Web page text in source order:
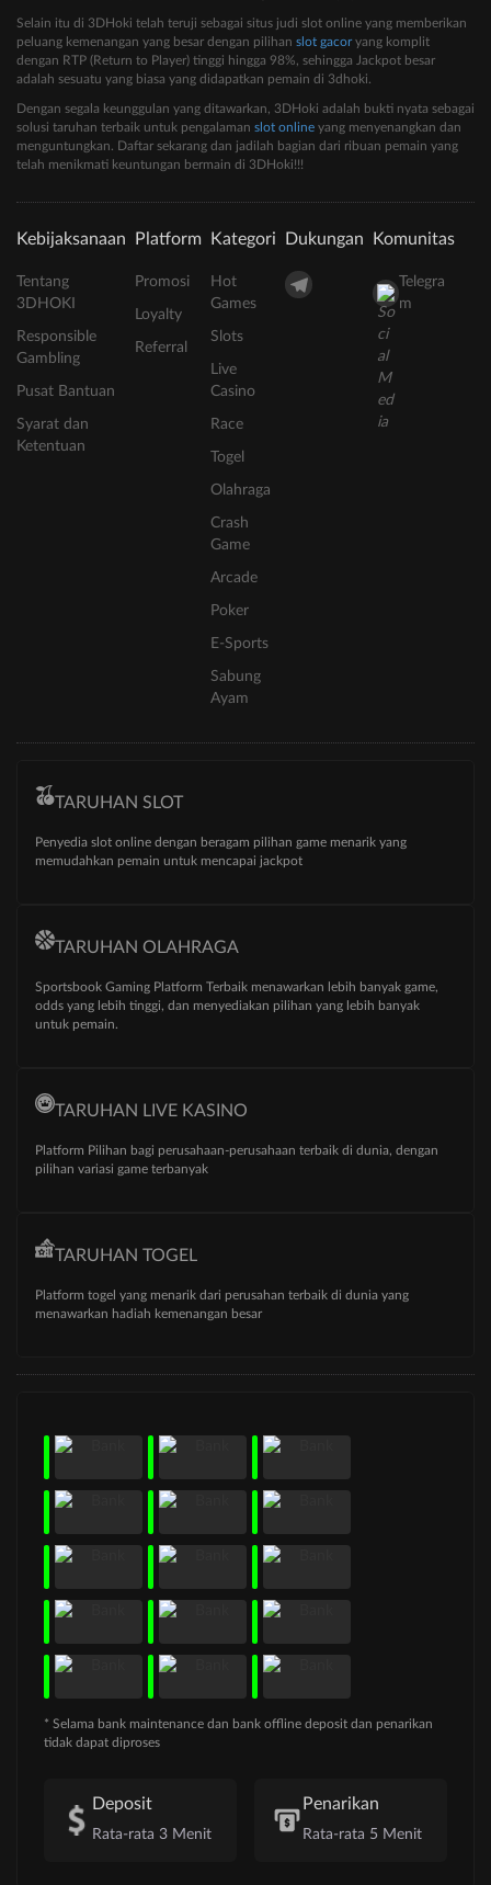
Selain itu di 3DHoki telah teruji sebagai situs judi slot online yang memberikan
peluang kemenangan yang besar dengan pilihan slot gacoryang komplit
dengan RTP (Return to Player) tinggi hingga 98%, sehingga Jackpot besar
adalah sesuatu yang biasa yang didapatkan pemain di 3dhoki.
Dengan segala keunggulan yang ditawarkan, 3DHoki adalah bukti nyata sebagai
solusi taruhan terbaik untuk pengalaman slot online yang menyenangkan dan
menguntungkan. Daftar sekarang dan jadilah bagian dari ribuan pemain yang
telah menikmati keuntungan bermain di 3DHoki!!!
Kebijaksanaan
Tentang
3DHOKI
Responsible
Gambling
Pusat Bantuan
Syarat dan
Ketentuan
Platform
Promosi
Loyalty
Referral
Kategori
Hot
Games
Slots
Live
Casino
Race
Togel
Olahraga
Crash
Game
Arcade
Poker
E-Sports
Sabung
Ayam
Dukungan Komunitas
Telegra
m
TARUHAN SLOT
Penyedia slot online dengan beragam pilihan game menarik yang
memudahkan pemain untuk mencapai jackpot
TARUHAN OLAHRAGA
Sportsbook Gaming Platform Terbaik menawarkan lebih banyak game,
odds yang lebih tinggi, dan menyediakan pilihan yang lebih banyak
untuk pemain.
TARUHAN LIVE KASINO
Platform Pilihan bagi perusahaan-perusahaan terbaik di dunia, dengan
pilihan variasi game terbanyak
TARUHAN TOGEL
Platform togel yang menarik dari perusahan terbaik di dunia yang
menawarkan hadiah kemenangan besar
* Selama bank maintenance dan bank offline deposit dan penarikan
tidak dapat diproses
Deposit
Rata-rata 3 Menit
Penarikan
Rata-rata 5 Menit